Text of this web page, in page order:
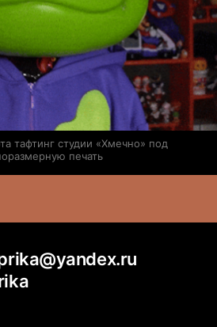
тафтинг студии «Хмечно» под
печать